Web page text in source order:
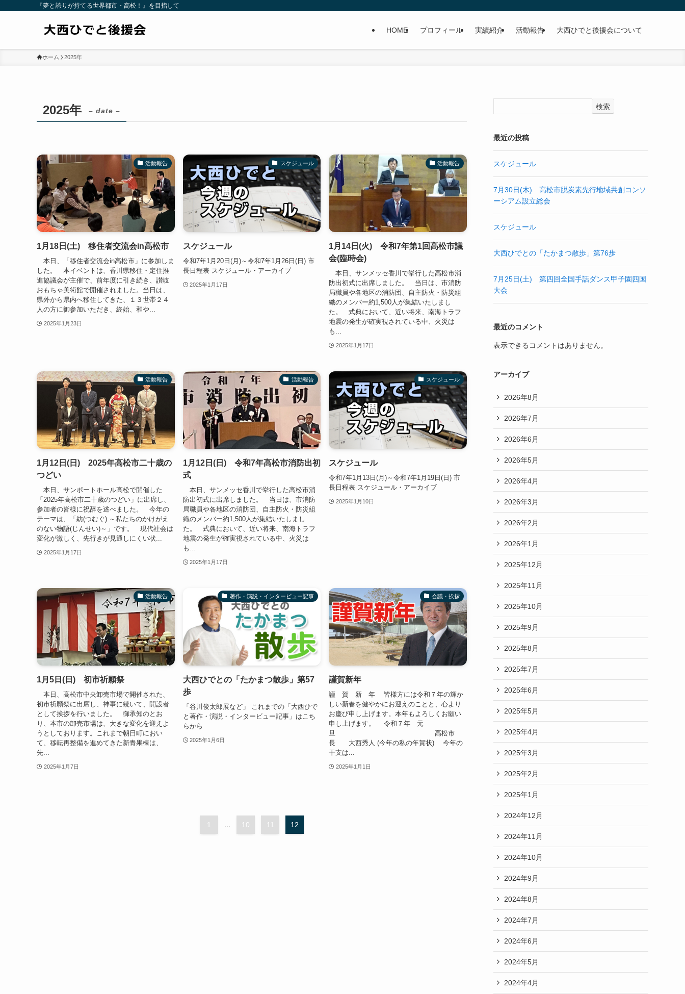
『夢と誇りが持てる世界都市・高松！』を目指して
HOME プロフィール 実績紹介 活動報告 大西ひでと後援会について
ホーム 2025年
2025年 – date –
活動報告
1月18日(土) 移住者交流会in高松市
本日、「移住者交流会in高松市」に参加しま
した。 本イベントは、香川県移住・定住推
進協議会が主催で、前年度に引き続き、讃岐
おもちゃ美術館で開催されました。当日は、
県外から県内へ移住してきた、１３世帯２４
人の方に御参加いただき、終始、和や...
2025年1月23日
スケジュール
スケジュール
令和7年1月20日(月)～令和7年1月26日(日) 市
長日程表 スケジュール・アーカイブ
2025年1月17日
活動報告
1月14日(火) 令和7年第1回高松市議
会(臨時会)
本日、サンメッセ香川で挙行した高松市消
防出初式に出席しました。 当日は、市消防
局職員や各地区の消防団、自主防火・防災組
織のメンバー約1,500人が集結いたしまし
た。 式典において、近い将来、南海トラフ
地震の発生が確実視されている中、火災は
も...
2025年1月17日
活動報告
1月12日(日) 2025年高松市二十歳の
つどい
本日、サンポートホール高松で開催した
「2025年高松市二十歳のつどい」に出席し、
参加者の皆様に祝辞を述べました。 今年の
テーマは、「紡(つむぐ) ～私たちのかけがえ
のない物語(じんせい)～」です。 現代社会は
変化が激しく、先行きが見通しにくい状...
2025年1月17日
活動報告
1月12日(日) 令和7年高松市消防出初
式
本日、サンメッセ香川で挙行した高松市消
防出初式に出席しました。 当日は、市消防
局職員や各地区の消防団、自主防火・防災組
織のメンバー約1,500人が集結いたしまし
た。 式典において、近い将来、南海トラフ
地震の発生が確実視されている中、火災は
も...
2025年1月17日
スケジュール
スケジュール
令和7年1月13日(月)～令和7年1月19日(日) 市
長日程表 スケジュール・アーカイブ
2025年1月10日
活動報告
1月5日(日) 初市祈願祭
本日、高松市中央卸売市場で開催された、
初市祈願祭に出席し、神事に続いて、開設者
として挨拶を行いました。 御承知のとお
り、本市の卸売市場は、大きな変化を迎えよ
うとしております。これまで朝日町におい
て、移転再整備を進めてきた新青果棟は、
先...
2025年1月7日
著作・演説・インタービュー記事
大西ひでとの「たかまつ散歩」第57
歩
「谷川俊太郎展など」 これまでの「大西ひで
と著作・演説・インタービュー記事」はこち
らから
2025年1月6日
会議・挨拶
謹賀新年
謹 賀 新 年 皆様方には令和７年の輝か
しい新春を健やかにお迎えのことと、心より
お慶び申し上げます。本年もよろしくお願い
申し上げます。 令和７年 元
旦 高松市
長 大西秀人 (今年の私の年賀状) 今年の
干支は...
2025年1月1日
1 10 11 12
検索
最近の投稿
スケジュール
7月30日(木) 高松市脱炭素先行地域共創コンソ
ーシアム設立総会
スケジュール
大西ひでとの「たかまつ散歩」第76歩
7月25日(土) 第四回全国手話ダンス甲子園四国
大会
最近のコメント
表示できるコメントはありません。
アーカイブ
2026年8月
2026年7月
2026年6月
2026年5月
2026年4月
2026年3月
2026年2月
2026年1月
2025年12月
2025年11月
2025年10月
2025年9月
2025年8月
2025年7月
2025年6月
2025年5月
2025年4月
2025年3月
2025年2月
2025年1月
2024年12月
2024年11月
2024年10月
2024年9月
2024年8月
2024年7月
2024年6月
2024年5月
2024年4月